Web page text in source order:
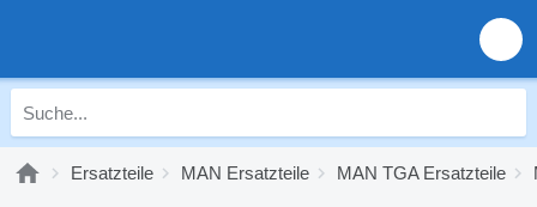
Ersatzteile MAN Ersatzteile MAN TGA Ersatzteile